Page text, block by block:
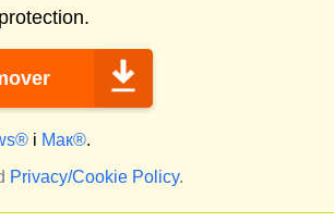
і Мак®.
Privacy/Cookie Policy.